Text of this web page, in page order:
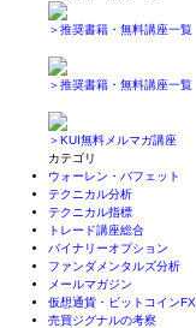
＞推奨書籍・無料講座一覧
＞推奨書籍・無料講座一覧
＞KUI無料メルマガ講座
カテゴリ
ウォーレン・バフェット
テクニカル分析
テクニカル指標
トレード講座総合
バイナリーオプション
ファンダメンタルズ分析
メールマガジン
仮想通貨・ビットコインFX
売買ジグナルの考察